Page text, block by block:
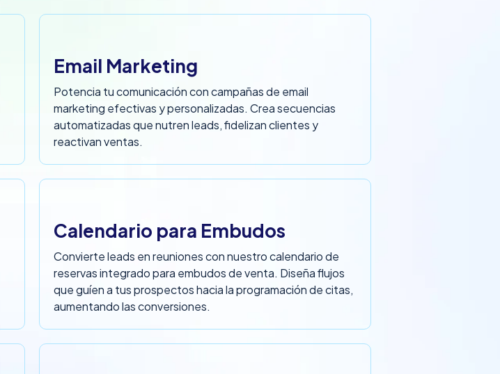
Email Marketing
Potencia tu comunicación con campañas de email
marketing efectivas y personalizadas. Crea secuencias
automatizadas que nutren leads, fidelizan clientes y
reactivan ventas.
Calendario para Embudos
Convierte leads en reuniones con nuestro calendario de
reservas integrado para embudos de venta. Diseña flujos
que guíen a tus prospectos hacia la programación de citas,
aumentando las conversiones.